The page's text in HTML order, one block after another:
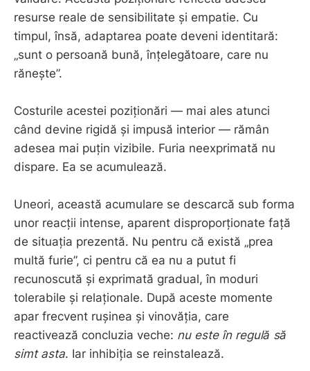
resurse reale de sensibilitate și empatie. Cu
timpul, însă, adaptarea poate deveni identitară:
„sunt o persoană bună, înțelegătoare, care nu
rănește”.
Costurile acestei poziționări — mai ales atunci
când devine rigidă și impusă interior — rămân
adesea mai puțin vizibile. Furia neexprimată nu
dispare. Ea se acumulează.
Uneori, această acumulare se descarcă sub forma
unor reacții intense, aparent disproporționate față
de situația prezentă. Nu pentru că există „prea
multă furie”, ci pentru că ea nu a putut fi
recunoscută și exprimată gradual, în moduri
tolerabile și relaționale. După aceste momente
apar frecvent rușinea și vinovăția, care
reactivează concluzia veche: nu este în regulă să
simt asta. Iar inhibiția se reinstalează.